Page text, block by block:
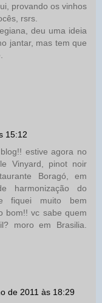
provando os vinhos
rsrs.
deu uma ideia
jantar, mas tem que
15:12
estive agora no
Vinyard, pinot noir
Boragó, em
harmonização do
fiquei muito bem
bom!! vc sabe quem
moro em Brasilia.
de 2011 às 18:29